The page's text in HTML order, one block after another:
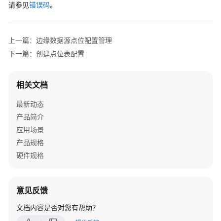
管
边
缘
源
位
配
置
管
理
采
连
请参见错误码。
上一篇：边缘数据源点位配置管理
下一篇：创建点位表配置
相关文档
最新动态
产品简介
应用场景
产品规格
硬件规格
意见反馈
文档内容是否对您有帮助？